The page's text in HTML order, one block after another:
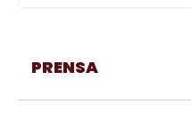
PRENSA